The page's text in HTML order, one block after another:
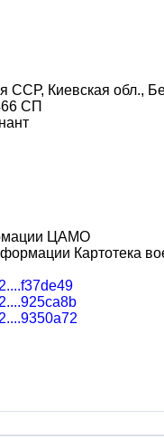
ССР, Киевская обл.,
СП
ЦАМО
Картотека